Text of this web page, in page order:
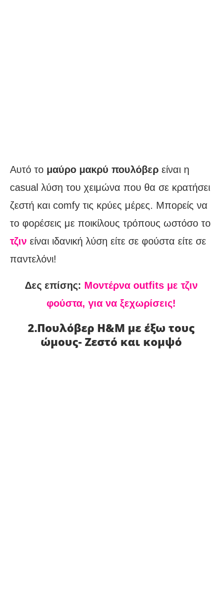
Αυτό το μαύρο μακρύ πουλόβερ είναι η
casual λύση του χειμώνα που θα σε κρατήσει
ζεστή και comfy τις κρύες μέρες. Μπορείς να
το φορέσεις με ποικίλους τρόπους ωστόσο το
τζιν είναι ιδανική λύση είτε σε φούστα είτε σε
παντελόνι!
Δες επίσης: Μοντέρνα outfits με τζιν
φούστα, για να ξεχωρίσεις!
2.Πουλόβερ H&M με έξω τους
ώμους- Ζεστό και κομψό